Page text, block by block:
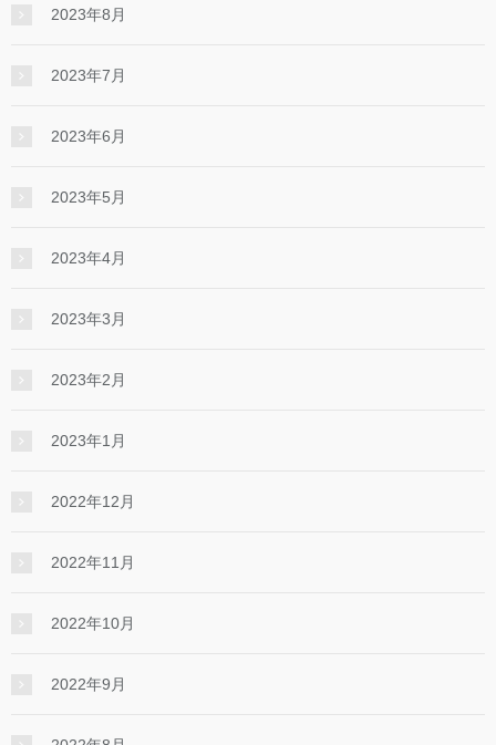
2023年8月
2023年7月
2023年6月
2023年5月
2023年4月
2023年3月
2023年2月
2023年1月
2022年12月
2022年11月
2022年10月
2022年9月